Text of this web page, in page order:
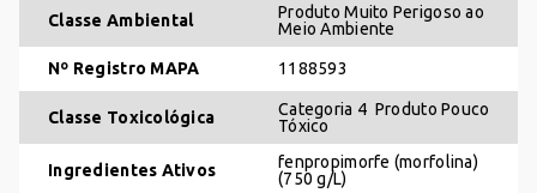
Classe Ambiental
Produto Muito Perigoso ao
Meio Ambiente
Nº Registro MAPA 1188593
Classe Toxicológica
Categoria 4  Produto Pouco
Tóxico
Ingredientes Ativos
fenpropimorfe (morfolina)
(750 g/L)